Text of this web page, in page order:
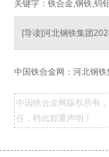
关键字：铁合金,钢铁,钨
[导读]河北钢铁集团
中国铁合金网：河北钢
中国铁合金网版权所有
任，特此郑重声明！